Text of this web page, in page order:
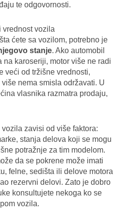
te odgovornosti.
vrednost vozila
ćete sa vozilom, potrebno je
stanje. Ako automobil
na karoseriji, motor više ne radi
veći od tržišne vrednosti,
nema smisla održavati. U
vlasnika razmatra prodaju,
zavisi od više faktora:
stanja delova koji se mogu
potražnje za tim modelom.
da se pokrene može imati
felne, sedišta ili delove motora
rezervni delovi. Zato je dobro
konsultujete nekoga ko se
vozila.